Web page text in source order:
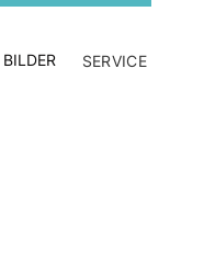
BILDER SERVICE